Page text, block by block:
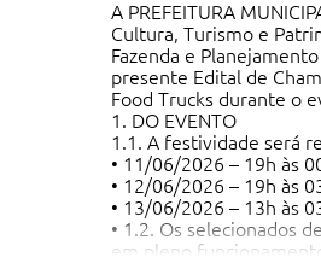
A PREFEITURA
Cultura, Turismo e
Fazenda e
presente Edital de
Food Trucks durante o
1. DO EVENTO
1.1. A festividade será
• 11/06/2026 – 19h às
• 12/06/2026 – 19h às
• 13/06/2026 – 13h às
• 1.2. Os selecionados
em pleno